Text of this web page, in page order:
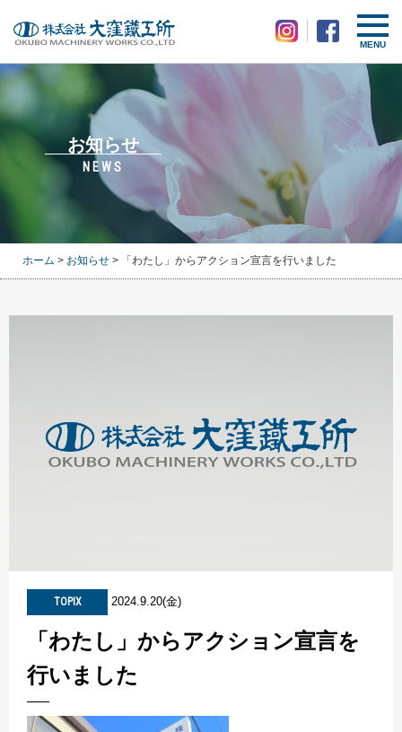
MENU
お知らせ
NEWS
ホーム > お知らせ > 「わたし」からアクション宣言を行いました
TOPIX 2024.9.20(金)
「わたし」からアクション宣言を
行いました